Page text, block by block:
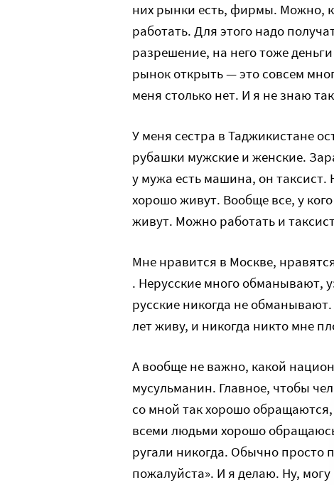
них рынки есть, фирмы. Можно,
работать. Для этого надо
разрешение, на него тоже
рынок открыть — это совсем
меня столько нет. И я не знаю
У меня сестра в Таджикистане
рубашки мужские и женские.
у мужа есть машина, он таксист.
хорошо живут. Вообще все, у
живут. Можно работать и
Мне нравится в Москве,
. Нерусские много обманывают,
русские никогда не
лет живу, и никогда никто мне
А вообще не важно, какой
мусульманин. Главное, чтобы
со мной так хорошо обращаются,
всеми людьми хорошо
ругали никогда. Обычно просто
пожалуйста». И я делаю. Ну,